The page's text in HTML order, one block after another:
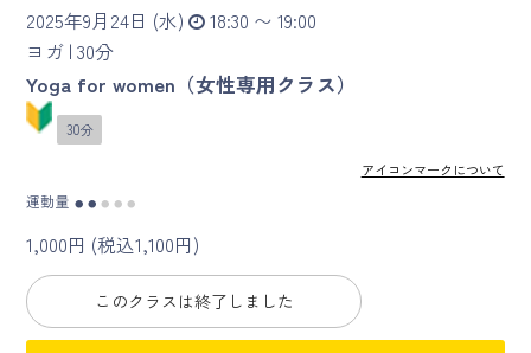
yoggy mommy
マイページ
会員規約について
クラス参加にあたっての同意書
2025年9月24日 (水)
18:30 〜 19:00
ヨガ | 30分
Yoga for women（女性専用クラス）
30分
アイコンマークについて
運動量 ● ● ● ● ●
1,000円 (税込1,100円)
このクラスは終了しました